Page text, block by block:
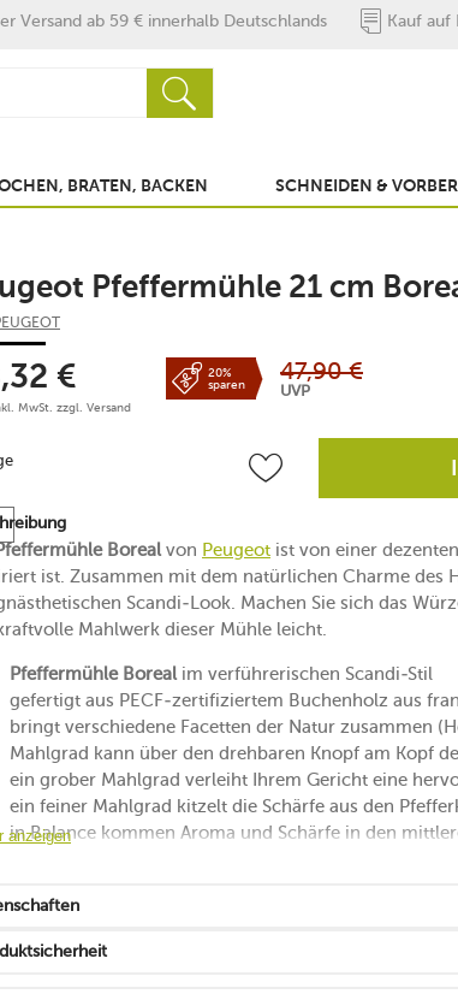
Versand ab 59 € innerhalb Deutschlands Kauf auf
BRATEN, BACKEN SCHNEIDEN &
Pfeffermühle 21 cm
€
MwSt. zzgl. Versand
20%
sparen
47,90 €
UVP
Borealvon Peugeot ist von einer
ist. Zusammen mit dem natürlichen Charme des
Scandi-Look. Machen Sie sich das
Mahlwerk dieser Mühle leicht.
Pfeffermühle Borealim verführerischen Scandi-Stil
gefertigt aus PECF-zertifiziertem Buchenholz aus
bringt verschiedene Facetten der Natur zusammen
Mahlgrad kann über den drehbaren Knopf am Kopf
ein grober Mahlgrad verleiht Ihrem Gericht eine
ein feiner Mahlgrad kitzelt die Schärfe aus den
in Balance kommen Aroma und Schärfe in den
Körner mit einer maximalen Größe von 5 mm sind
Handreinigung mit einem Tuch
anzeigen